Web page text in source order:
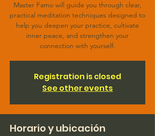
Master Famo will guide you through clear,
practical meditation techniques designed to
help you deepen your practice, cultivate
inner peace, and strengthen your
connection with yourself.
Registration is closed
See other events
Horario y ubicación